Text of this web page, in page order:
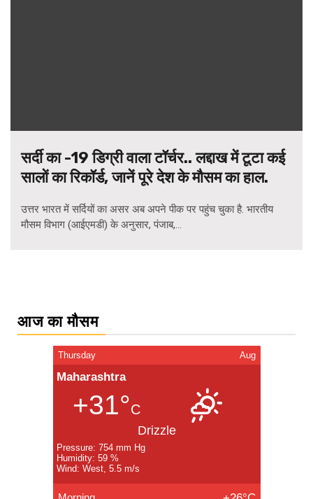
सर्दी का -19 डिग्री वाला टॉर्चर.. लद्दाख में टूटा कई
सालों का रिकॉर्ड, जानें पूरे देश के मौसम का हाल.
उत्तर भारत में सर्दियों का असर अब अपने पीक पर पहुंच चुका है. भारतीय
मौसम विभाग (आईएमडी) के अनुसार, पंजाब,...
आज का मौसम
Thursday Aug
Maharashtra
+31°C
Drizzle
Pressure: 754 mm Hg
Humidity: 59 %
Wind: West, 5.5 m/s